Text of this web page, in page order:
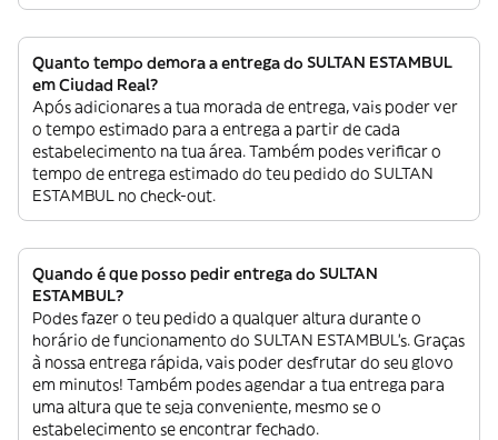
Quanto tempo demora a entrega do SULTAN ESTAMBUL
em Ciudad Real?
Após adicionares a tua morada de entrega, vais poder ver
o tempo estimado para a entrega a partir de cada
estabelecimento na tua área. Também podes verificar o
tempo de entrega estimado do teu pedido do SULTAN
ESTAMBUL no check-out.
Quando é que posso pedir entrega do SULTAN
ESTAMBUL?
Podes fazer o teu pedido a qualquer altura durante o
horário de funcionamento do SULTAN ESTAMBUL’s. Graças
à nossa entrega rápida, vais poder desfrutar do seu glovo
em minutos! Também podes agendar a tua entrega para
uma altura que te seja conveniente, mesmo se o
estabelecimento se encontrar fechado.